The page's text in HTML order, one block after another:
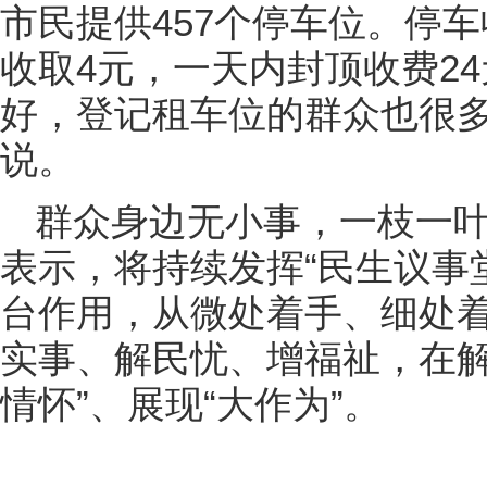
市民提供457个停车位。停
收取4元，一天内封顶收费
好，登记租车位的群众也很
说。
群众身边无小事，一枝一
表示，将持续发挥“民生议事
台作用，从微处着手、细处
实事、解民忧、增福祉，在
情怀”、展现“大作为”。